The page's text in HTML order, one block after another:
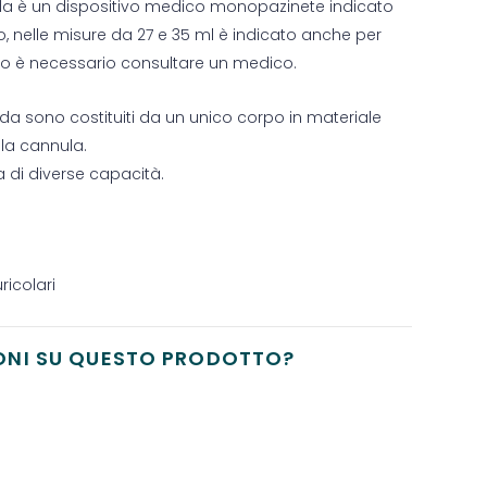
è un dispositivo medico monopazinete indicato
nelle misure da 27 e 35 ml è indicato anche per
è necessario consultare un medico.
sono costituiti da un unico corpo in materiale
cannula.
di diverse capacità.
SU QUESTO PRODOTTO?